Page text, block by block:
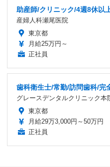
助産師/クリニック/4週8休以
産婦人科瀬尾医院
東京都
月給25万円～
正社員
歯科衛生士/常勤/訪問歯科/完
グレースデンタルクリニック本
東京都
月給29万3,000円～50万円
正社員